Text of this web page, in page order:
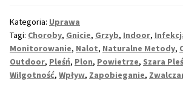
Zwalczanie
w
Uprawie
Roślin
Kategoria: Uprawa
Tagi: Choroby, Gnicie, Grzyb, Indoor,
Monitorowanie, Nalot, Naturalne Metody,
Outdoor, Pleśń, Plon, Powietrze, Szara
Wilgotność, Wpływ, Zapobieganie,